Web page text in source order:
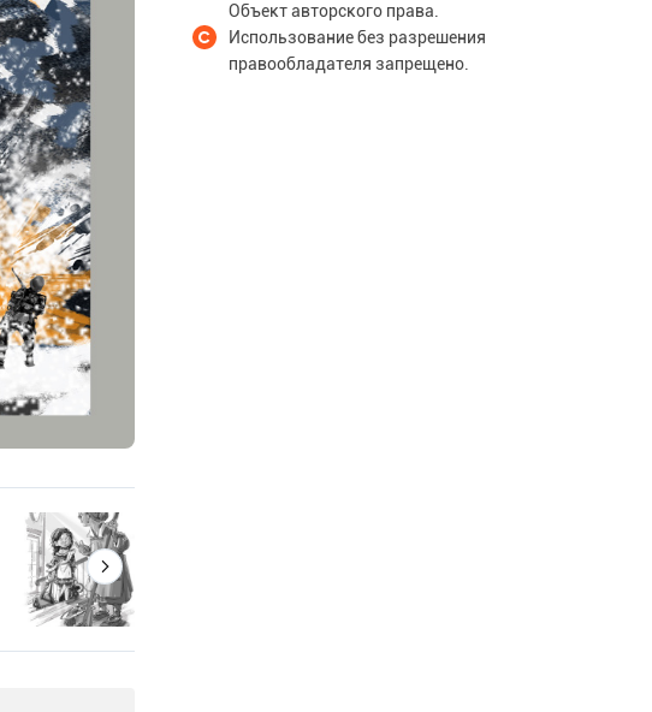
Объект авторского права.
Использование без разрешения
правообладателя запрещено.